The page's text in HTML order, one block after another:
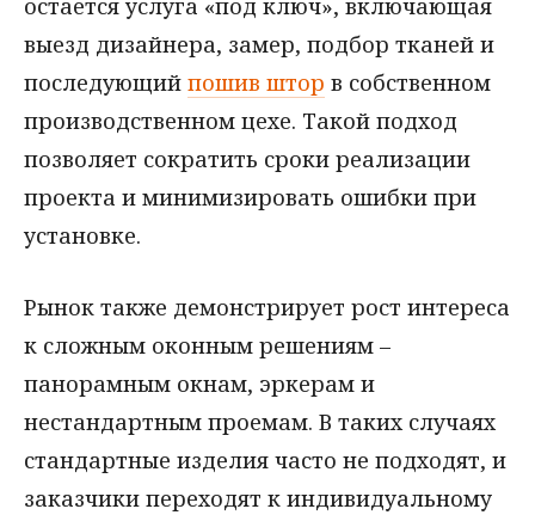
выезд дизайнера, замер, подбор тканей и
последующий пошив штор в собственном
производственном цехе. Такой подход
позволяет сократить сроки реализации
проекта и минимизировать ошибки при
установке.
Рынок также демонстрирует рост интереса
к сложным оконным решениям –
панорамным окнам, эркерам и
нестандартным проемам. В таких случаях
стандартные изделия часто не подходят, и
заказчики переходят к индивидуальному